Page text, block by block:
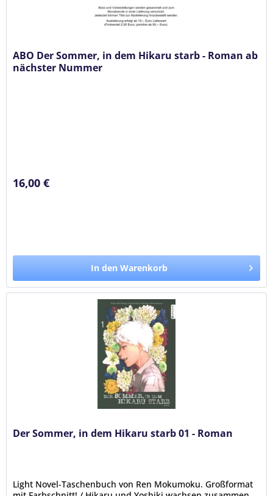
ABO Der Sommer, in dem Hikaru starb - Roman ab
nächster Nummer
16,00 €
In den Warenkorb
Der Sommer, in dem Hikaru starb 01 - Roman
Light Novel-Taschenbuch von Ren Mokumoku. Großformat